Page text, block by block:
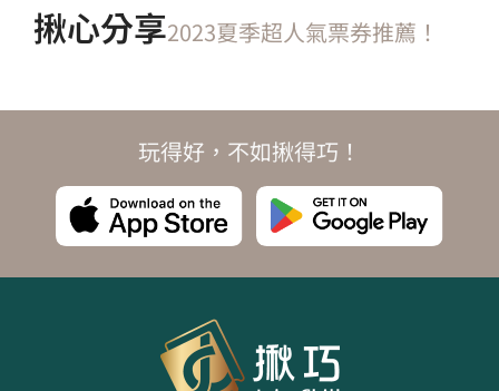
揪心分享2023夏季超人氣票券推薦！
玩得好，不如揪得巧！